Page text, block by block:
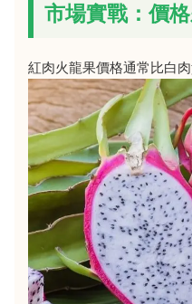
市場實戰：價
紅肉火龍果價格通常比白